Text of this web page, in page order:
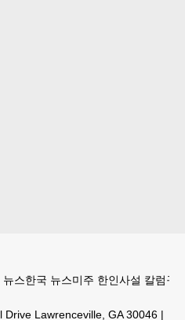
뉴스한국 뉴스미주 한인사설 칼럼구
Drive Lawrenceville, GA 30046 |